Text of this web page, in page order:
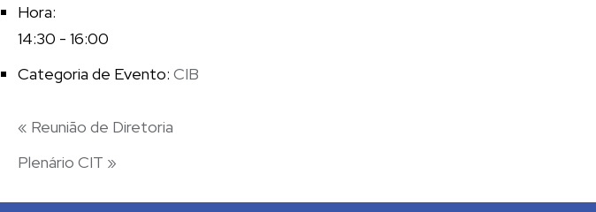
Hora:
14:30 - 16:00
Categoria de Evento: CIB
« Reunião de Diretoria
Plenário CIT »